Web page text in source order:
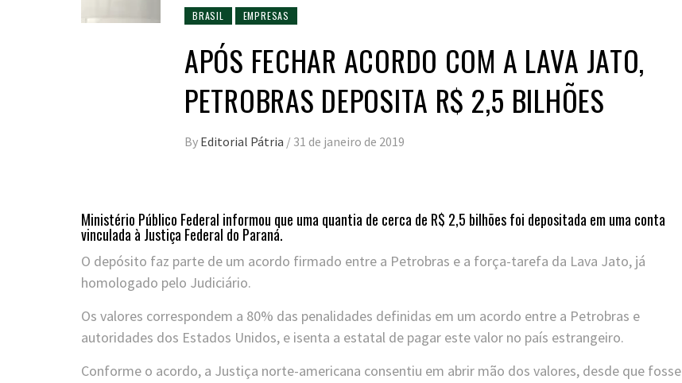
BRASIL EMPRESAS
APÓS FECHAR ACORDO COM A LAVA JATO,
PETROBRAS DEPOSITA R$ 2,5 BILHÕES
By Editorial Pátria / 31 de janeiro de 2019
Ministério Público Federal informou que uma quantia de cerca de R$ 2,5 bilhões foi depositada em uma conta
vinculada à Justiça Federal do Paraná.
O depósito faz parte de um acordo firmado entre a Petrobras e a força-tarefa da Lava Jato, já
homologado pelo Judiciário.
Os valores correspondem a 80% das penalidades definidas em um acordo entre a Petrobras e
autoridades dos Estados Unidos, e isenta a estatal de pagar este valor no país estrangeiro.
Conforme o acordo, a Justiça norte-americana consentiu em abrir mão dos valores, desde que fosse